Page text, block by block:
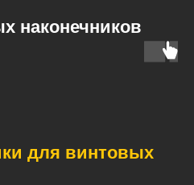
наконечников
для винтовых